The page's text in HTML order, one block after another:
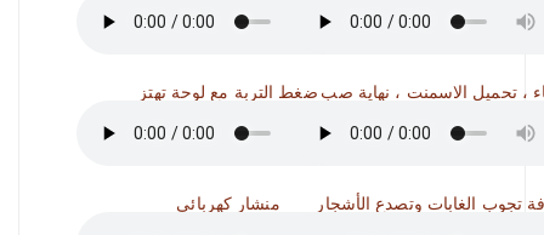
ضغط التربة مع لوحة تهتز
منشار كهربائي
، تحميل الاسمنت ، نهاية صب
تجوب الغابات وتصدع الأشجار